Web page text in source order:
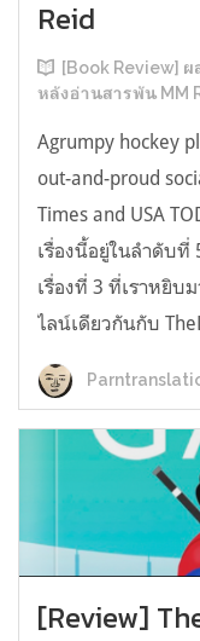
Reid
[Book Review]
หลังอ่านสารพัน MM
Agrumpy hockey
out-and-proud
Times and USA
เรื่องนี้อยู่ในลำดับที่
เรื่องที่ 3 ที่เราหยิบ
ไลน์เดียวกันกับ
[Review]